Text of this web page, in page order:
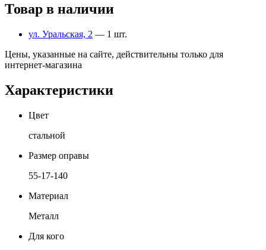
Товар в наличии
ул. Уральская, 2 — 1 шт.
Цены, указанные на сайте, действительны только для
интернет-магазина
Характеристики
Цвет
стальной
Размер оправы
55-17-140
Материал
Металл
Для кого